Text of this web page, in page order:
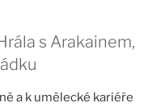
s Arakainem,
a k umělecké kariéře